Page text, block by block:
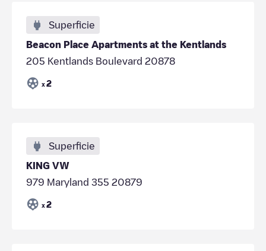
Superficie
Beacon Place Apartments at the Kentlands
205 Kentlands Boulevard 20878
x 2
Superficie
KING VW
979 Maryland 355 20879
x 2